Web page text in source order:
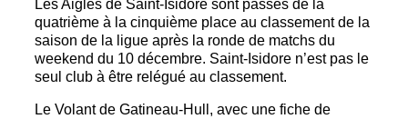
Les Aigles de Saint-Isidore sont passés de la
quatrième à la cinquième place au classement de la
saison de la ligue après la ronde de matchs du
weekend du 10 décembre. Saint-Isidore n’est pas le
seul club à être relégué au classement.
Le Volant de Gatineau-Hull, avec une fiche de